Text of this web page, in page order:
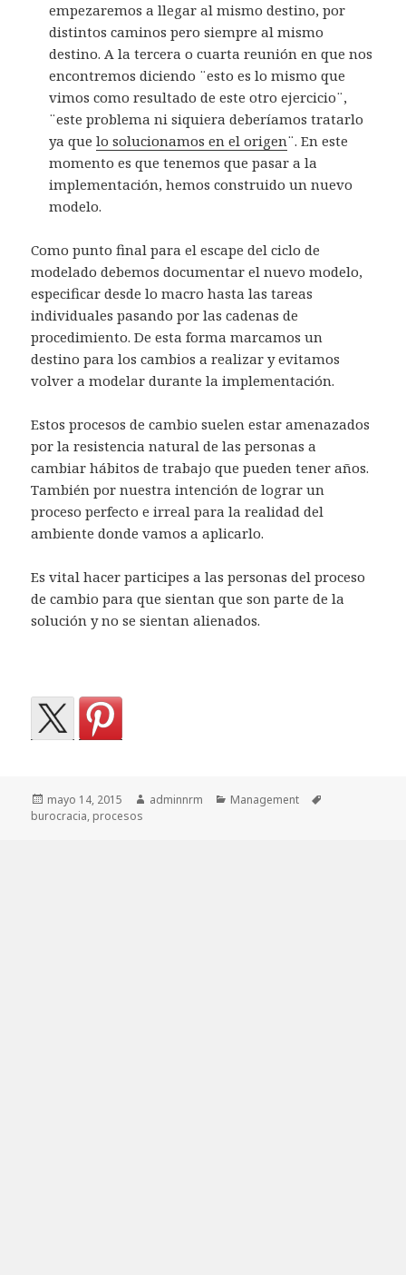
empezaremos a llegar al mismo destino, por
distintos caminos pero siempre al mismo
destino. A la tercera o cuarta reunión en que nos
encontremos diciendo ¨esto es lo mismo que
vimos como resultado de este otro ejercicio¨,
¨este problema ni siquiera deberíamos tratarlo
ya quelo solucionamos en el origen¨. En este
momento es que tenemos que pasar a la
implementación, hemos construido un nuevo
modelo.
Como punto final para el escape del ciclo de
modelado debemos documentar el nuevo modelo,
especificar desde lo macro hasta las tareas
individuales pasando por las cadenas de
procedimiento. De esta forma marcamos un
destino para los cambios a realizar y evitamos
volver a modelar durante la implementación.
Estos procesos de cambio suelen estar amenazados
por la resistencia natural de las personas a
cambiar hábitos de trabajo que pueden tener años.
También por nuestra intención de lograr un
proceso perfecto e irreal para la realidad del
ambiente donde vamos a aplicarlo.
Es vital hacer participes a las personas del proceso
de cambio para que sientan que son parte de la
solución y no se sientan alienados.
Publicado
el
mayo 14, 2015 Autor
adminnrm Categorías
Management
burocracia, procesos